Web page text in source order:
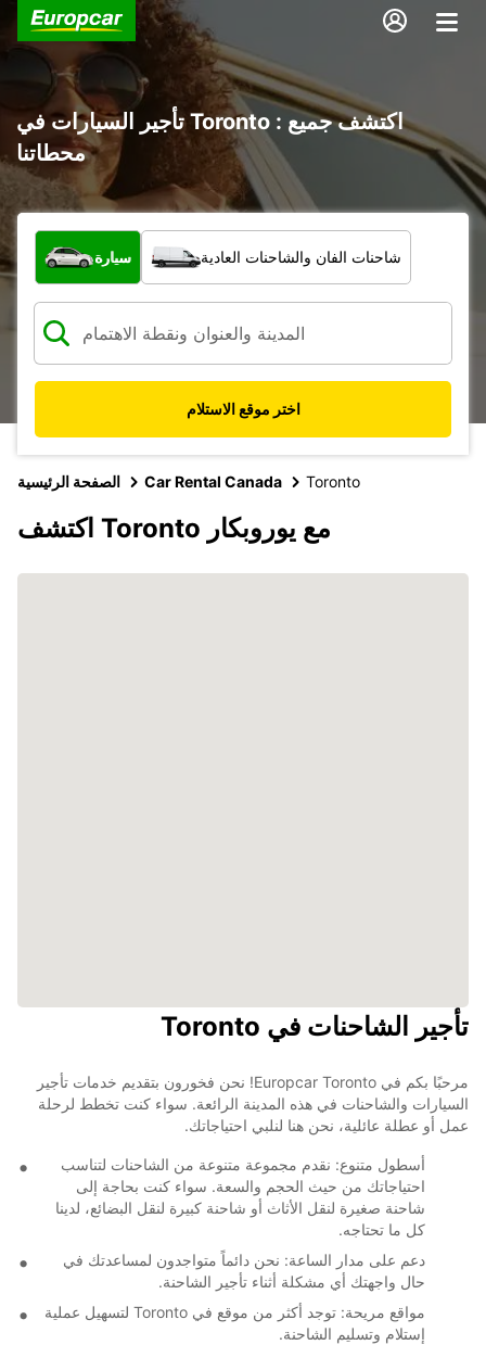
تأجير السيارات في Toronto : اكتشف جميع
محطاتنا
ما نوع المركبة؟
سيارة شاحنات الفان والشاحنات العادية
اختر موقع الاستلام
الصفحة الرئيسية Car Rental Canada Toronto
اكتشف Toronto مع يوروبكار
تأجير الشاحنات في Toronto
مرحبًا بكم في Europcar Toronto! نحن فخورون بتقديم خدمات تأجير
السيارات والشاحنات في هذه المدينة الرائعة. سواء كنت تخطط لرحلة
عمل أو عطلة عائلية، نحن هنا لنلبي احتياجاتك.
أسطول متنوع: نقدم مجموعة متنوعة من الشاحنات لتناسب
احتياجاتك من حيث الحجم والسعة. سواء كنت بحاجة إلى
شاحنة صغيرة لنقل الأثاث أو شاحنة كبيرة لنقل البضائع، لدينا
كل ما تحتاجه.
دعم على مدار الساعة: نحن دائماً متواجدون لمساعدتك في
حال واجهتك أي مشكلة أثناء تأجير الشاحنة.
مواقع مريحة: توجد أكثر من موقع في Toronto لتسهيل عملية
إستلام وتسليم الشاحنة.